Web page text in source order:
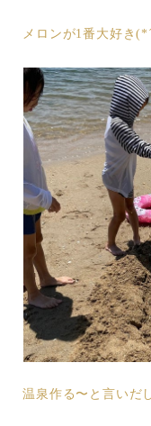
メロンが1番大好き
温泉作る〜と言いだ